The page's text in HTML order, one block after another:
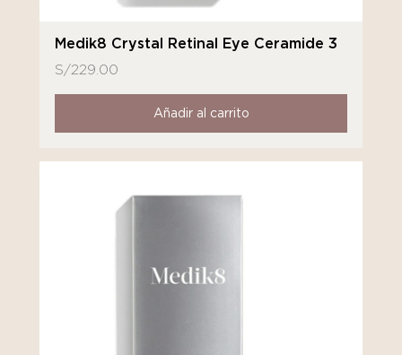
Medik8 Crystal Retinal Eye Ceramide 3
S/229.00
Añadir al carrito